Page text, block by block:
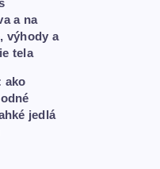
a na
výhody a
tela
ako
jedlá